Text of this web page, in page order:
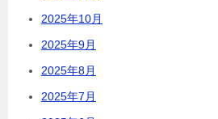
2025年10月
2025年9月
2025年8月
2025年7月